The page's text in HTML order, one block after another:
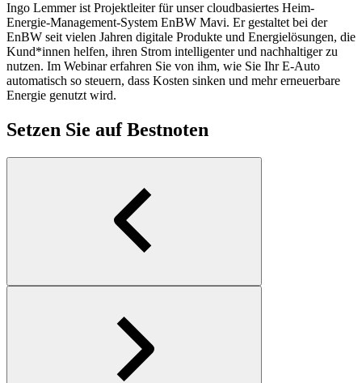
Ingo Lemmer ist Projektleiter für unser cloudbasiertes Heim-
Energie-Management-System EnBW Mavi. Er gestaltet bei der
EnBW seit vielen Jahren digitale Produkte und Energielösungen, die
Kund*innen helfen, ihren Strom intelligenter und nachhaltiger zu
nutzen. Im Webinar erfahren Sie von ihm, wie Sie Ihr E-Auto
automatisch so steuern, dass Kosten sinken und mehr erneuerbare
Energie genutzt wird.
Setzen Sie auf Bestnoten